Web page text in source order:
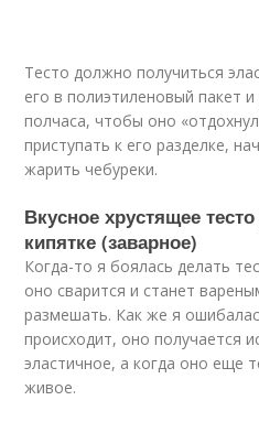
Тесто должно получиться
его в полиэтиленовый пакет
полчаса, чтобы оно
приступать к его разделке,
жарить чебуреки.
Вкусное хрустящее
кипятке (заварное)
Когда-то я боялась делать
оно сварится и станет
размешать. Как же я
происходит, оно получается
эластичное, а когда оно еще
живое.